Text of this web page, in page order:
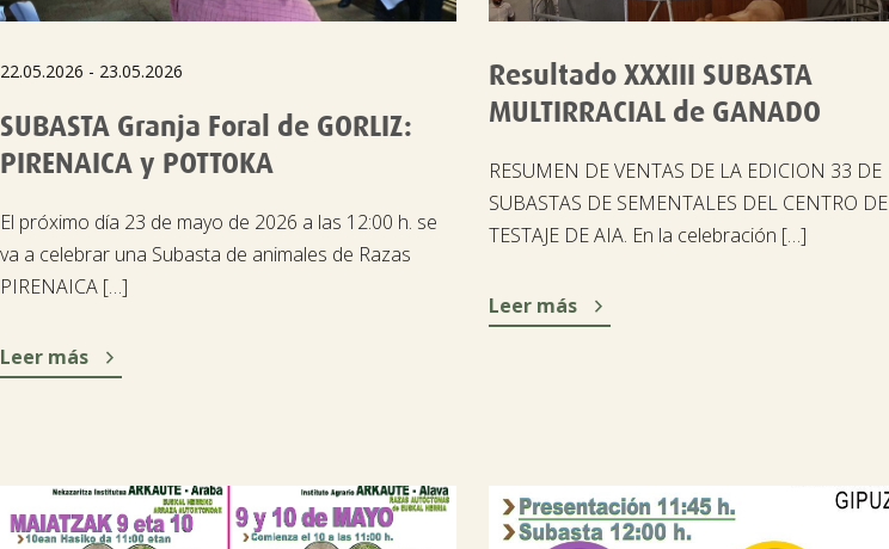
22.05.2026 - 23.05.2026
SUBASTA Granja Foral de GORLIZ:
PIRENAICA y POTTOKA
El próximo día 23 de mayo de 2026 a las 12:00 h. se
va a celebrar una Subasta de animales de Razas
PIRENAICA […]
Leer más 
Resultado XXXIII SUBASTA
MULTIRRACIAL de GANADO
RESUMEN DE VENTAS DE LA EDICION 33 DE
SUBASTAS DE SEMENTALES DEL CENTRO DE
TESTAJE DE AIA. En la celebración […]
Leer más 